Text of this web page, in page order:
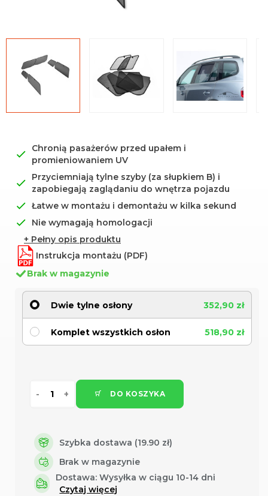
Chronią pasażerów przed upałem i
promieniowaniem UV
Przyciemniają tylne szyby (za słupkiem B) i
zapobiegają zaglądaniu do wnętrza pojazdu
Łatwe w montażu i demontażu w kilka sekund
Nie wymagają homologacji
+ Pełny opis produktu
Instrukcja montażu (PDF)
Brak w magazynie
Dwie tylne osłony 352,90 zł
Komplet wszystkich osłon 518,90 zł
DO KOSZYKA
Szybka dostawa (19.90 zł)
Brak w magazynie
Dostawa:Wysyłka w ciągu 10-14 dni
Czytaj więcej